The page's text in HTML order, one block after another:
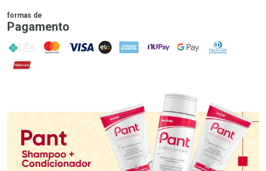
formas de
Pagamento
PIX MasterCard
VISA ELO AMEX NuPay Google PayDiners Club
Hipercard
Promoção em Destaque